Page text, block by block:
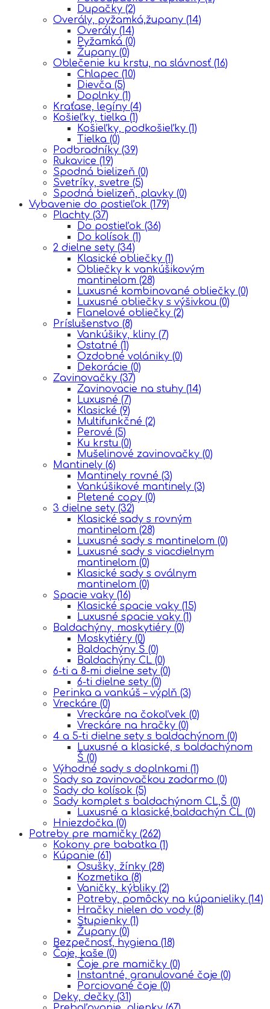
Dupačky (2)
Overály, pyžamká,župany (14)
Overály (14)
Pyžamká (0)
Župany (0)
Oblečenie ku krstu, na slávnosť (16)
Chlapec (10)
Dievča (5)
Doplnky (1)
Kraťase, legíny (4)
Košieľky, tielka (1)
Košieľky, podkošieľky (1)
Tielka (0)
Podbradníky (39)
Rukavice (19)
Spodná bielizeň (0)
Svetríky, svetre (5)
Spodná bielizeň, plavky (0)
Vybavenie do postieľok (179)
Plachty (37)
Do postieľok (36)
Do kolísok (1)
2 dielne sety (34)
Klasické obliečky (1)
Obliečky k vankúšikovým
mantinelom (28)
Luxusné kombinované obliečky (0)
Luxusné obliečky s výšivkou (0)
Flanelové obliečky (2)
Príslušenstvo (8)
Vankúšiky, kliny (7)
Ostatné (1)
Ozdobné volániky (0)
Dekorácie (0)
Zavinovačky (37)
Zavinovacie na stuhy (14)
Luxusné (7)
Klasické (9)
Multifunkčné (2)
Perové (5)
Ku krstu (0)
Mušelinové zavinovačky (0)
Mantinely (6)
Mantinely rovné (3)
Vankúšikové mantinely (3)
Pletené copy (0)
3 dielne sety (32)
Klasické sady s rovným
mantinelom (28)
Luxusné sady s mantinelom (0)
Luxusné sady s viacdielnym
mantinelom (0)
Klasické sady s oválnym
mantinelom (0)
Spacie vaky (16)
Klasické spacie vaky (15)
Luxusné spacie vaky (1)
Baldachýny, moskytiéry (0)
Moskytiéry (0)
Baldachýny Š (0)
Baldachýny CL (0)
6-ti a 8-mi dielne sety (0)
6-ti dielne sety (0)
Perinka a vankúš – výplň (3)
Vreckáre (0)
Vreckáre na čokoľvek (0)
Vreckáre na hračky (0)
4 a 5-ti dielne sety s baldachýnom (0)
Luxusné a klasické, s baldachýnom
Š (0)
Výhodné sady s doplnkami (1)
Sady sa zavinovačkou zadarmo (0)
Sady do kolísok (5)
Sady komplet s baldachýnom CL,Š (0)
Luxusné a klasické,baldachýn CL (0)
Hniezdočka (0)
Potreby pre mamičky (262)
Kokony pre babatka (1)
Kúpanie (61)
Osušky, žínky (28)
Kozmetika (8)
Vaničky, kýbliky (2)
Potreby, pomôcky na kúpanieliky (14)
Hračky nielen do vody (8)
Stupienky (1)
Župany (0)
Bezpečnosť, hygiena (18)
Čaje, kaše (0)
Čaje pre mamičky (0)
Instantné, granulované čaje (0)
Porciované čaje (0)
Deky, dečky (31)